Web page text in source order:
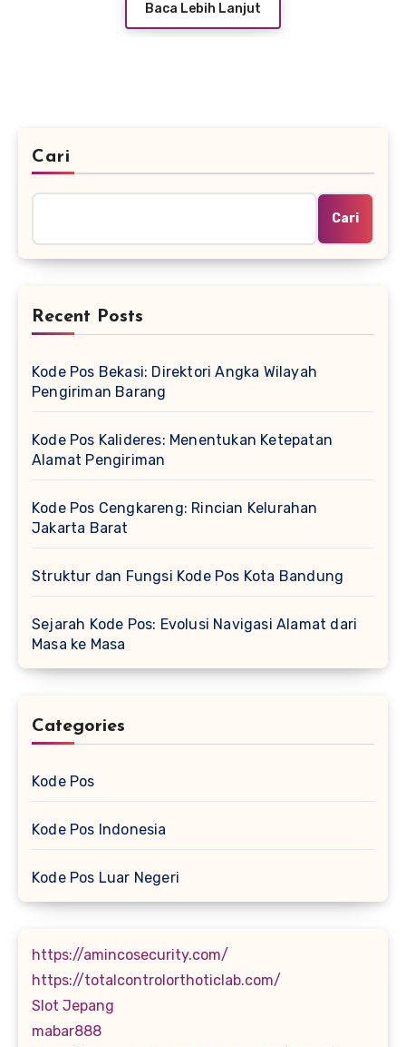
Baca Lebih Lanjut
Cari
Cari
Recent Posts
Kode Pos Bekasi: Direktori Angka Wilayah
Pengiriman Barang
Kode Pos Kalideres: Menentukan Ketepatan
Alamat Pengiriman
Kode Pos Cengkareng: Rincian Kelurahan
Jakarta Barat
Struktur dan Fungsi Kode Pos Kota Bandung
Sejarah Kode Pos: Evolusi Navigasi Alamat dari
Masa ke Masa
Categories
Kode Pos
Kode Pos Indonesia
Kode Pos Luar Negeri
https://amincosecurity.com/
https://totalcontrolorthoticlab.com/
Slot Jepang
mabar888